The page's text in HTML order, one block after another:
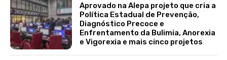
Aprovado na Alepa projeto que cria a
Política Estadual de Prevenção,
Diagnóstico Precoce e
Enfrentamento da Bulimia, Anorexia
e Vigorexia e mais cinco projetos